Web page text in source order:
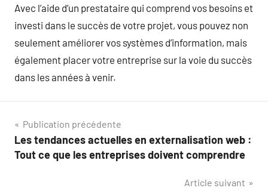
Avec l’aide d’un prestataire qui comprend vos besoins et
investi dans le succès de votre projet, vous pouvez non
seulement améliorer vos systèmes d’information, mais
également placer votre entreprise sur la voie du succès
dans les années à venir.
Navigation
de
Publication précédente
Les tendances actuelles en externalisation web :
Tout ce que les entreprises doivent comprendre
Article suivant